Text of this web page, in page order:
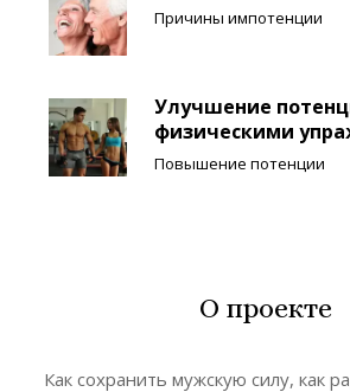
Причины импотенции
Улучшение
физическими
Повышение потенции
О проекте
Как сохранить мужскую силу, как